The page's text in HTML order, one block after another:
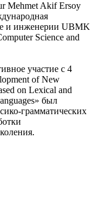
Mehmet Akif Ersoy
и инженерии UBMK
Science and
участие с 4
of New
on Lexical and
был
грамматических